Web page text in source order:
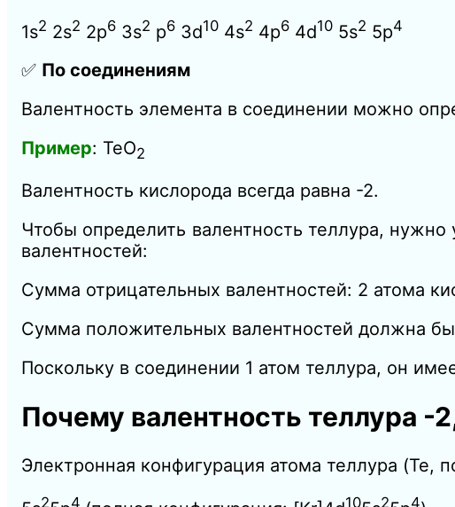
1s2 2s2 2p6 3s2 p6 3d10 4s2 4p6 4d10 5s2 5p4
✅ По соединениям
Валентность элемента в соединении можно
Пример: TeO2
Валентность кислорода всегда равна -2.
Чтобы определить валентность теллура,
валентностей:
Сумма отрицательных валентностей: 2 атома
Сумма положительных валентностей должна
Поскольку в соединении 1 атом теллура, он
Почему валентность теллура -
Электронная конфигурация атома теллура
2 4 10 2 4